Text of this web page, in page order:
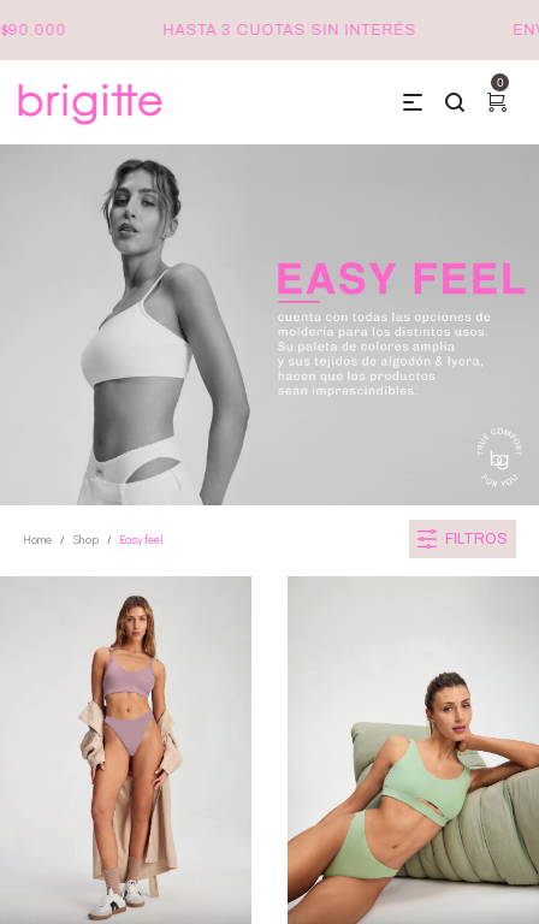
HASTA 3 CUOTAS SIN INTERÉS
0
Home / Shop / Easy feel FILTROS